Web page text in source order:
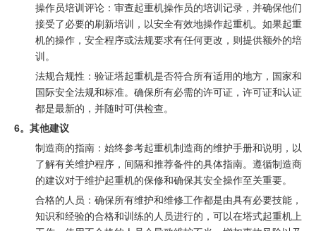
操作员培训评论：审查起重机操作员的培训记录，并确保他们
接受了必要的刷新培训，以安全有效地操作起重机。如果起重
机的操作，安全程序或法规要求有任何更改，则提供额外的培
训。
法规合规性：验证塔起重机是否符合所有适用的地方，国家和
国际安全法规和标准。确保所有必需的许可证，许可证和认证
都是最新的，并随时可供检查。
6。其他建议
制造商的指南：始终参考起重机制造商的维护手册和说明，以
了解有关维护程序，间隔和推荐备件的具体指南。遵循制造商
的建议对于维护起重机的保修和确保其安全操作至关重要。
合格的人员：确保所有维护和维修工作都是由具有必要技能，
知识和经验的合格和训练的人员进行的，可以在塔式起重机上